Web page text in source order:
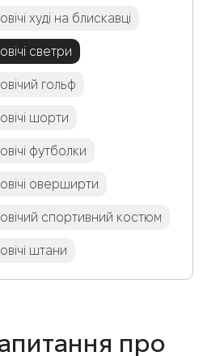
худі на блискавці
светри
гольф
шорти
футболки
оверширти
спортивний костюм
штани
про